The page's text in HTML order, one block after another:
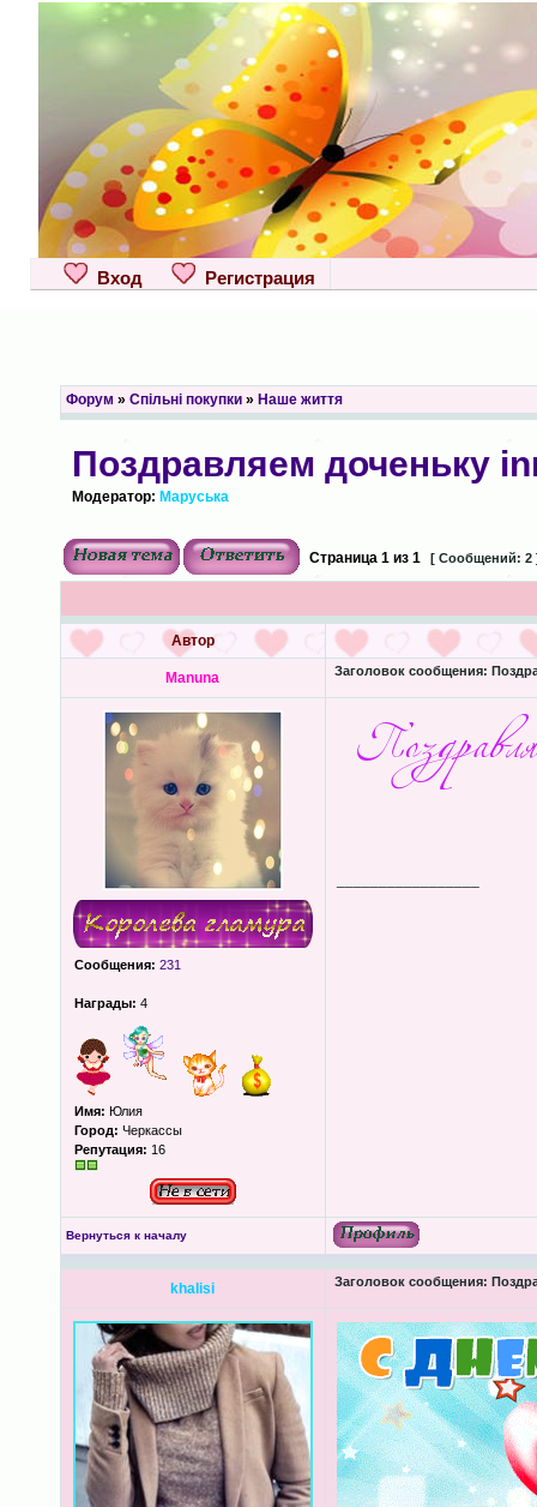
Вход Регистрация
Форум » Спільні покупки» Наше життя
Поздравляем доченьку
Модератор: Маруська
Страница 1из 1 [ Сообщений: 2
Автор
Manuna Заголовок сообщения:
Сообщения: 231
Награды: 4
Имя: Юлия
Город: Черкассы
Репутация: 16
Вернуться к началу
khalisi Заголовок сообщения: